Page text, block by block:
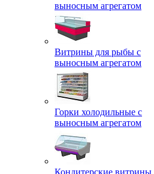
выносным агрегатом
Витрины для рыбы с
выносным агрегатом
Горки холодильные с
выносным агрегатом
Кондитерские витрины